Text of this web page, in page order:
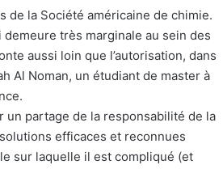
la Société américaine de chimie.
très marginale au sein des
aussi loin que l’autorisation, dans
Al Noman, un étudiant de master à
partage de la responsabilité de la
efficaces et reconnues
sur laquelle il est compliqué (et